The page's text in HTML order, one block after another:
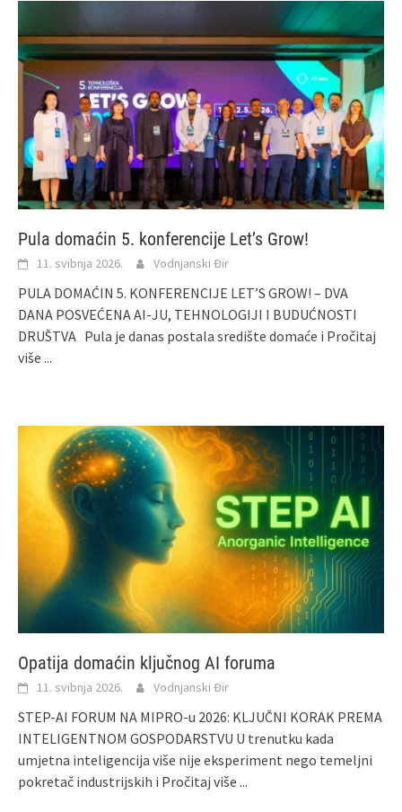
Pula domaćin 5. konferencije Let’s Grow!
11. svibnja 2026. Vodnjanski Đir
PULA DOMAĆIN 5. KONFERENCIJE LET’S GROW! – DVA
DANA POSVEĆENA AI‑JU, TEHNOLOGIJI I BUDUĆNOSTI
DRUŠTVA Pula je danas postala središte domaće i Pročitaj
više ...
Opatija domaćin ključnog AI foruma
11. svibnja 2026. Vodnjanski Đir
STEP‑AI FORUM NA MIPRO‑u 2026: KLJUČNI KORAK PREMA
INTELIGENTNOM GOSPODARSTVU U trenutku kada
umjetna inteligencija više nije eksperiment nego temeljni
pokretač industrijskih i Pročitaj više ...